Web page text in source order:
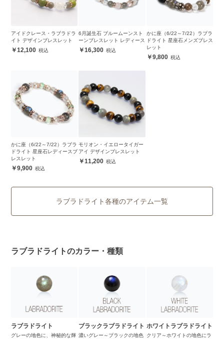
アイドクレース・ラブラドラ
イト デザインブレスレット
12,100
6月誕生石 ブルームーンスト
ーンブレスレット レディース
16,300
かに座（6/22～7/22）ラブラ
ドライト 星座石メンズブレス
レット
9,800
かに座（6/22～7/22）ラブラ
ドライト 星座石レディースブ
レスレット
9,900
モリオン・イエロータイガー
アイ デザインブレスレット
11,200
ラブラドライト各種のアイテム一覧
ラブラドライトのカラー・種類
ラブラドライト
グレーの地色に、神秘的な輝
ブラックラブラドライト
濃いグレー～ブラックの地色
ホワイトラブラドライト
クリア～ホワイトの地色にラ